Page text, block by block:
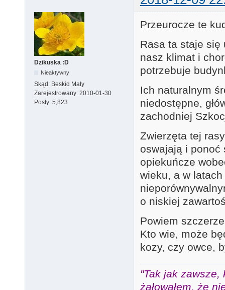
Dzikuska :D
Nieaktywny
Skąd: Beskid Mały
Zarejestrowany: 2010-01-30
Posty: 5,823
Przeurocze te
Rasa ta staje się
nasz klimat i
potrzebuje
Ich naturalnym
niedostępne,
zachodniej
Zwierzęta tej
oswajają i
opiekuńcze
wieku, a w latach
o niskiej
Powiem
Kto wie, może
kozy, czy owce,
"Tak jak zawsze,
żałowałem, że